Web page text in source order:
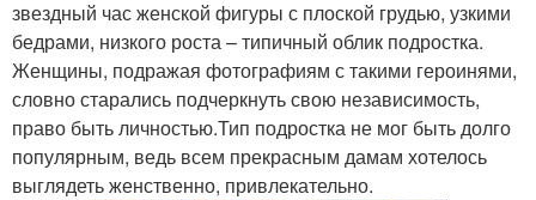
звездный час женской фигуры с плоской грудью, узкими
бедрами, низкого роста – типичный облик подростка.
Женщины, подражая фотографиям с такими героинями,
словно старались подчеркнуть свою независимость,
право быть личностью.Тип подростка не мог быть долго
популярным, ведь всем прекрасным дамам хотелось
выглядеть женственно, привлекательно.